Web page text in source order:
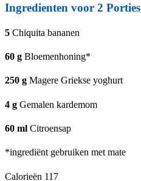
Ingredienten voor 2 Porties
5 Chiquita bananen
60 g Bloemenhoning*
250 g Magere Griekse yoghurt
4 g Gemalen kardemom
60 ml Citroensap
*ingrediënt gebruiken met mate
Calorieën 117